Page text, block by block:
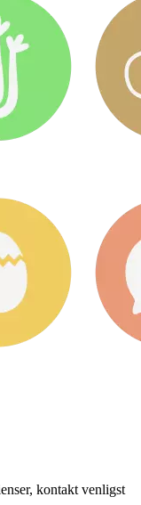
kontakt venligst